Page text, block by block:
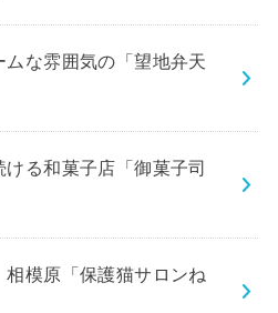
な雰囲気の「望地弁天
る和菓子店「御菓子司
模原「保護猫サロンね